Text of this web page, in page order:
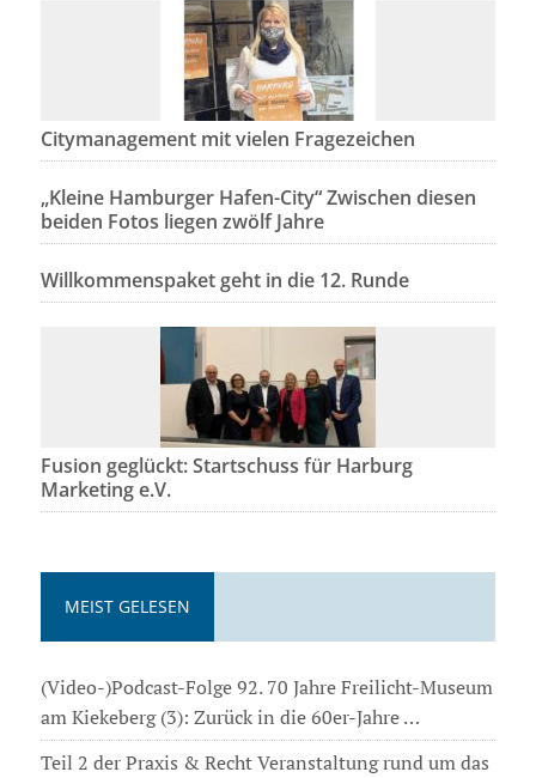
Citymanagement mit vielen Fragezeichen
„Kleine Hamburger Hafen-City“ Zwischen diesen
beiden Fotos liegen zwölf Jahre
Willkommenspaket geht in die 12. Runde
Fusion geglückt: Startschuss für Harburg
Marketing e.V.
MEIST GELESEN
(Video-)Podcast-Folge 92. 70 Jahre Freilicht-Museum
am Kiekeberg (3): Zurück in die 60er-Jahre …
Teil 2 der Praxis & Recht Veranstaltung rund um das